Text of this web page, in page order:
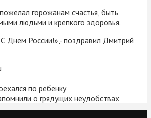
горожанам счастья, быть
людьми и крепкого здоровья.
Днем России!»,- поздравил Дмитрий
по ребенку
о грядущих неудобствах